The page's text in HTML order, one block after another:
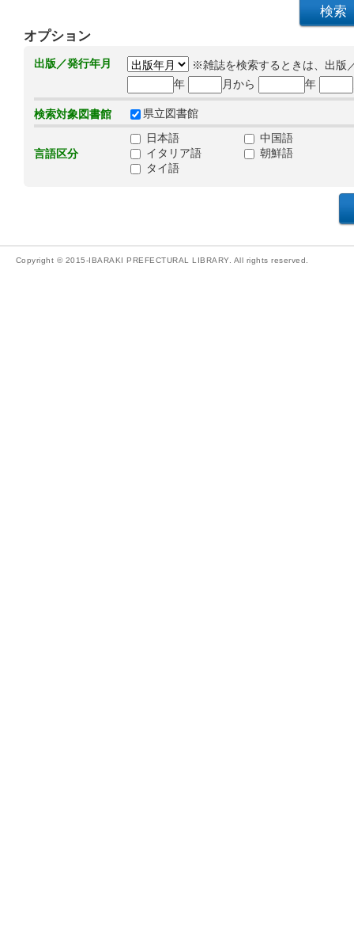
オプション
出版／発行年月
※雑誌を検索するときは、出版
年
月から 年
検索対象図書館 県立図書館
言語区分
日本語
中国語
イタリア語
朝鮮語
タイ語
Copyright © 2015-IBARAKI PREFECTURAL LIBRARY. All rights reserved.